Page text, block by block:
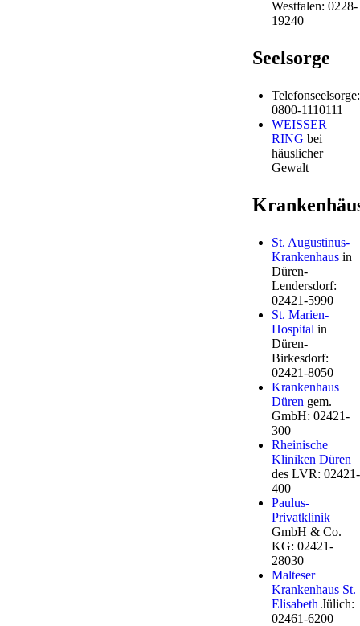
Westfalen: 0228-
19240
Seelsorge
Telefonseelsorge:
0800-1110111
WEISSER
RING bei
häuslicher
Gewalt
St. Augustinus-
Krankenhausin
Düren-
Lendersdorf:
02421-5990
St. Marien-
Hospital in
Düren-
Birkesdorf:
02421-8050
Krankenhaus
Düren gem.
GmbH: 02421-
300
Rheinische
Kliniken Düren
des LVR: 02421-
400
Paulus-
Privatklinik
GmbH & Co.
KG: 02421-
28030
Malteser
Krankenhaus St.
Elisabeth Jülich:
02461-6200